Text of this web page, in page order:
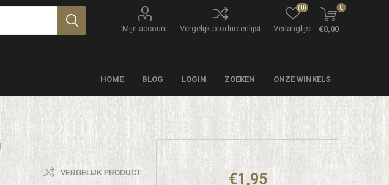
Mijn account Vergelijk productenlijst Verlanglijst
(0) 0
€0,00
HOME BLOG LOGIN ZOEKEN ONZE WINKELS
VERGELIJK PRODUCT €1,95